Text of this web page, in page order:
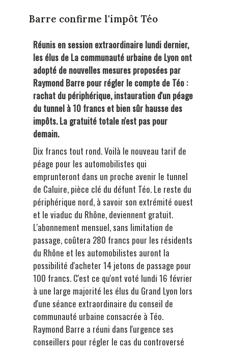
Barre confirme l'impôt Téo
Réunis en session extraordinaire lundi dernier,
les élus de La communauté urbaine de Lyon ont
adopté de nouvelles mesures proposées par
Raymond Barre pour régler le compte de Téo :
rachat du périphérique, instauration d'un péage
du tunnel à 10 francs et bien sûr hausse des
impôts. La gratuité totale n'est pas pour
demain.
Dix francs tout rond. Voilà le nouveau tarif de
péage pour les automobilistes qui
emprunteront dans un proche avenir le tunnel
de Caluire, pièce clé du défunt Téo. Le reste du
périphérique nord, à savoir son extrémité ouest
et le viaduc du Rhône, deviennent gratuit.
L'abonnement mensuel, sans limitation de
passage, coûtera 280 francs pour les résidents
du Rhône et les automobilistes auront la
possibilité d'acheter 14 jetons de passage pour
100 francs. C'est ce qu'ont voté lundi 16 février
à une large majorité les élus du Grand Lyon lors
d'une séance extraordinaire du conseil de
communauté urbaine consacrée à Téo.
Raymond Barre a réuni dans l'urgence ses
conseillers pour régler le cas du controversé